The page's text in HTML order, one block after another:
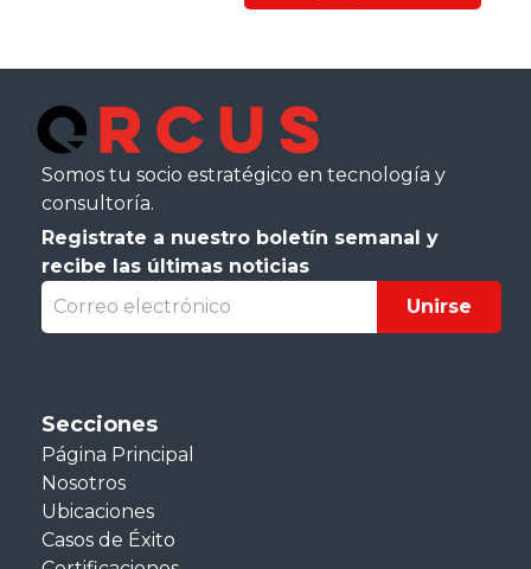
Somos tu socio estratégico en tecnología y
consultoría.
Registrate a nuestro boletín semanal y
recibe las últimas noticias
Unirse
Secciones
Página Principal
Nosotros
Ubicaciones
Casos de Éxito